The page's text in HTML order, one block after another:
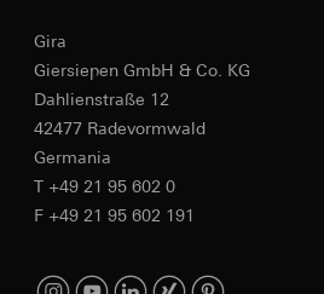
Gira
Giersiepen GmbH & Co. KG
Dahlienstraße 12
42477 Radevormwald
Germania
T +49 21 95 602 0
F +49 21 95 602 191